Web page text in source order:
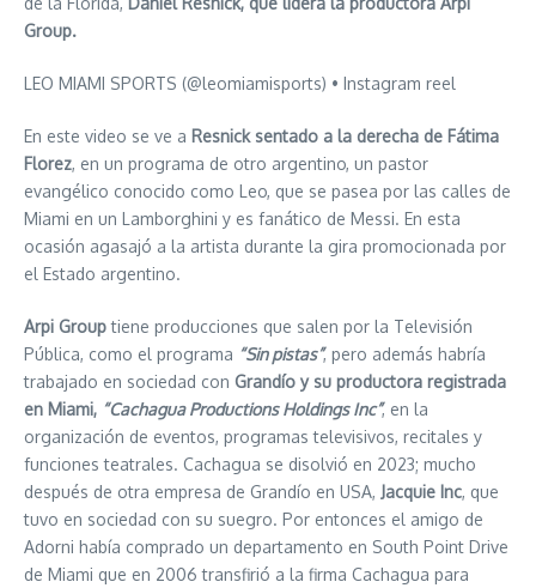
Group.
LEO MIAMI SPORTS (@leomiamisports) • Instagram reel
En este video se ve a Resnick sentado a la derecha de Fátima
Florez, en un programa de otro argentino, un pastor
evangélico conocido como Leo, que se pasea por las calles de
Miami en un Lamborghini y es fanático de Messi. En esta
ocasión agasajó a la artista durante la gira promocionada por
el Estado argentino.
Arpi Grouptiene producciones que salen por la Televisión
Pública, como el programa “Sin pistas”, pero además habría
trabajado en sociedad con Grandío y su productora registrada
en Miami, “Cachagua Productions Holdings Inc”, en la
organización de eventos, programas televisivos, recitales y
funciones teatrales. Cachagua se disolvió en 2023; mucho
después de otra empresa de Grandío en USA, Jacquie Inc, que
tuvo en sociedad con su suegro. Por entonces el amigo de
Adorni había comprado un departamento en South Point Drive
de Miami que en 2006 transfirió a la firma Cachagua para